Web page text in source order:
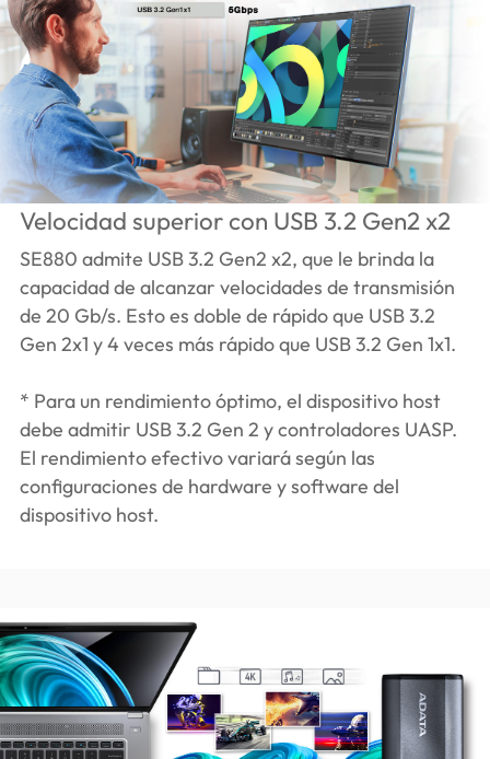
Velocidad superior con USB 3.2 Gen2 x2
SE880 admite USB 3.2 Gen2 x2, que le brinda la
capacidad de alcanzar velocidades de transmisión
de 20 Gb/s. Esto es doble de rápido que USB 3.2
Gen 2x1 y 4 veces más rápido que USB 3.2 Gen 1x1.
* Para un rendimiento óptimo, el dispositivo host
debe admitir USB 3.2 Gen 2 y controladores UASP.
El rendimiento efectivo variará según las
configuraciones de hardware y software del
dispositivo host.